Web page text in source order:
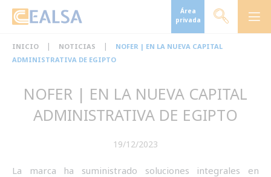
Área
privada
INICIO | NOTICIAS |
NOFER | EN LA NUEVA CAPITAL
ADMINISTRATIVA DE EGIPTO
NOFER | EN LA NUEVA CAPITAL
ADMINISTRATIVA DE EGIPTO
19/12/2023
La marca ha suministrado soluciones integrales en